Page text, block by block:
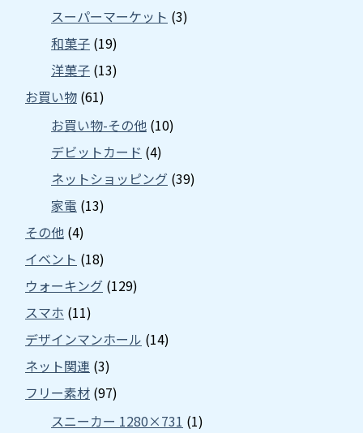
スーパーマーケット (3)
和菓子 (19)
洋菓子 (13)
お買い物 (61)
お買い物-その他 (10)
デビットカード (4)
ネットショッピング (39)
家電 (13)
その他 (4)
イベント (18)
ウォーキング (129)
スマホ (11)
デザインマンホール (14)
ネット関連 (3)
フリー素材 (97)
スニーカー 1280×731 (1)